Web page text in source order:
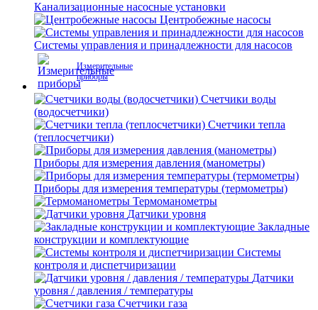
Канализационные насосные установки
Центробежные насосы
Системы управления и принадлежности для насосов
Измерительные
приборы
Счетчики воды
(водосчетчики)
Счетчики тепла
(теплосчетчики)
Приборы для измерения давления (манометры)
Приборы для измерения температуры (термометры)
Термоманометры
Датчики уровня
Закладные
конструкции и комплектующие
Системы
контроля и диспетчиризации
Датчики
уровня / давления / температуры
Счетчики газа